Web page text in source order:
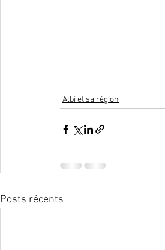
Albi et sa région
Posts récents